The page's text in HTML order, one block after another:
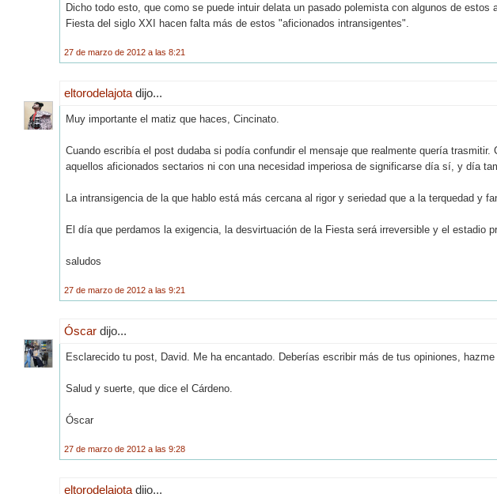
Dicho todo esto, que como se puede intuir delata un pasado polemista con algunos de estos
Fiesta del siglo XXI hacen falta más de estos "aficionados intransigentes".
27 de marzo de 2012 a las 8:21
eltorodelajota dijo...
Muy importante el matiz que haces, Cincinato.
Cuando escribía el post dudaba si podía confundir el mensaje que realmente quería
aquellos aficionados sectarios ni con una necesidad imperiosa de significarse día sí, y día
La intransigencia de la que hablo está más cercana al rigor y seriedad que a la terquedad y
El día que perdamos la exigencia, la desvirtuación de la Fiesta será irreversible y el estadio
saludos
27 de marzo de 2012 a las 9:21
Óscar dijo...
Esclarecido tu post, David. Me ha encantado. Deberías escribir más de tus opiniones, hazme
Salud y suerte, que dice el Cárdeno.
Óscar
27 de marzo de 2012 a las 9:28
eltorodelajota dijo...